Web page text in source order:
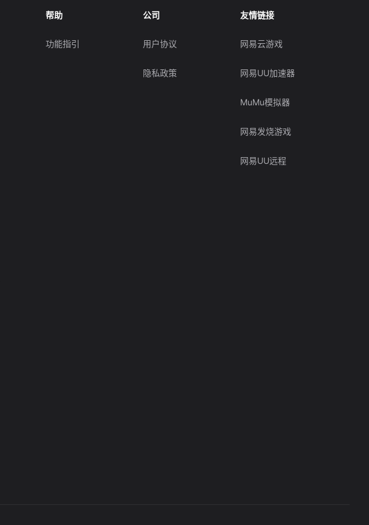
帮助
功能指引
公司
用户协议
隐私政策
友情链接
网易云游戏
网易UU加速器
MuMu模拟器
网易发烧游戏
网易UU远程